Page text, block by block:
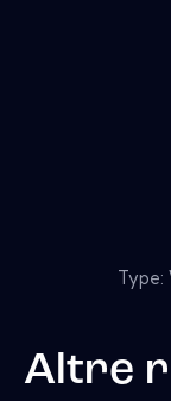
Type:
Altre